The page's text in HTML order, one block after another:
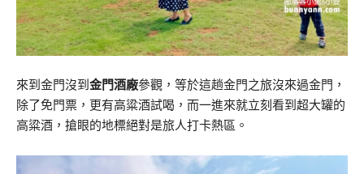
來到金門沒到 金門酒廠參觀，等於這趟金門之旅沒來過金門，
除了免門票，更有高粱酒試喝，而一進來就立刻看到超大罐的
高粱酒，搶眼的地標絕對是旅人打卡熱區。